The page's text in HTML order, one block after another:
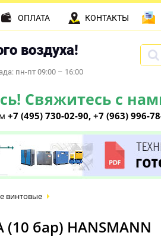
воздуха!
пн-пт 09:00 – 16:00
Свяжитесь с
+7 (495) 730-02-90, +7 (963) 996-
ОПЛАТА КОНТАКТЫ
винтовые
бар) HANSMANN